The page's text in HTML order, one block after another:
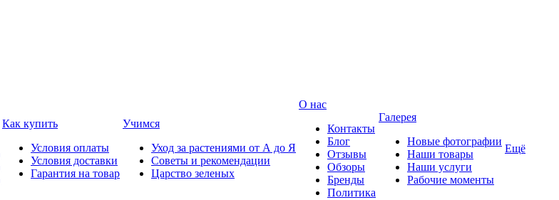
Как купить
Условия оплаты
Условия доставки
Гарантия на товар
Учимся
Уход за растениями от А до Я
Советы и рекомендации
Царство зеленых
О нас
Контакты
Блог
Отзывы
Обзоры
Бренды
Политика
Галерея
Новые фотографии
Наши товары
Наши услуги
Рабочие моменты
Ещё